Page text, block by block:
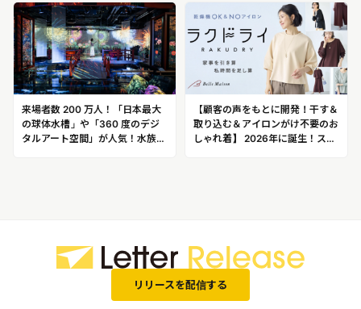
来場者数 200 万人！「日本最大
の球体水槽」や「360 度のデジ
タルアート空間」が人気！水族館
【顧客の声をもとに開発！干す＆
取り込む＆アイロンがけ不要のお
しゃれ着】 2026年に誕生！スト
リリースを配信する